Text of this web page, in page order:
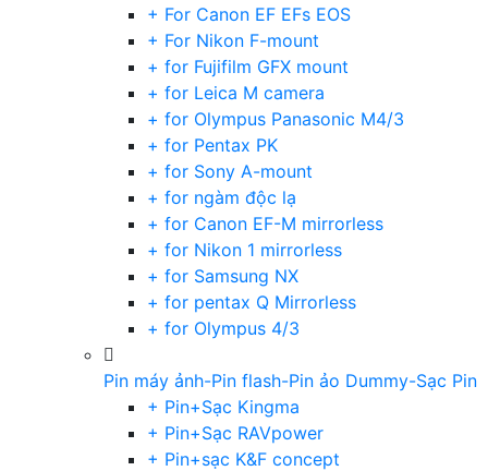
+ For Canon EF EFs EOS
+ For Nikon F-mount
+ for Fujifilm GFX mount
+ for Leica M camera
+ for Olympus Panasonic M4/3
+ for Pentax PK
+ for Sony A-mount
+ for ngàm độc lạ
+ for Canon EF-M mirrorless
+ for Nikon 1 mirrorless
+ for Samsung NX
+ for pentax Q Mirrorless
+ for Olympus 4/3
Pin máy ảnh-Pin flash-Pin ảo Dummy-Sạc Pin
+ Pin+Sạc Kingma
+ Pin+Sạc RAVpower
+ Pin+sạc K&F concept